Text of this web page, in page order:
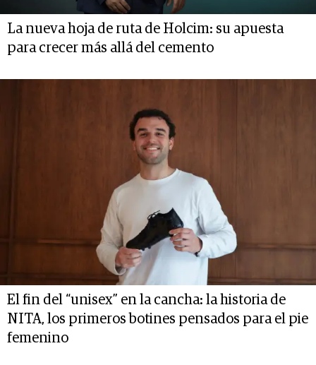
La nueva hoja de ruta de Holcim: su apuesta
para crecer más allá del cemento
El fin del “unisex” en la cancha: la historia de
NITA, los primeros botines pensados para el pie
femenino